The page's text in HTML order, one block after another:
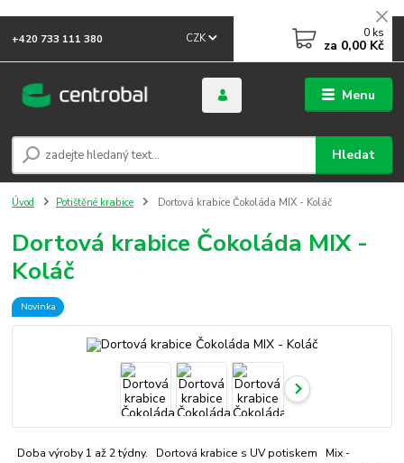
Menu
CZK
Hledat
+420 733 111 380 0 ks
za 0,00 Kč
Úvod Potištěné krabice Dortová krabice Čokoláda MIX - Koláč
Dortová krabice Čokoláda MIX -
Koláč
Novinka
Doba výroby 1 až 2 týdny. Dortová krabice s UV potiskem Mix -